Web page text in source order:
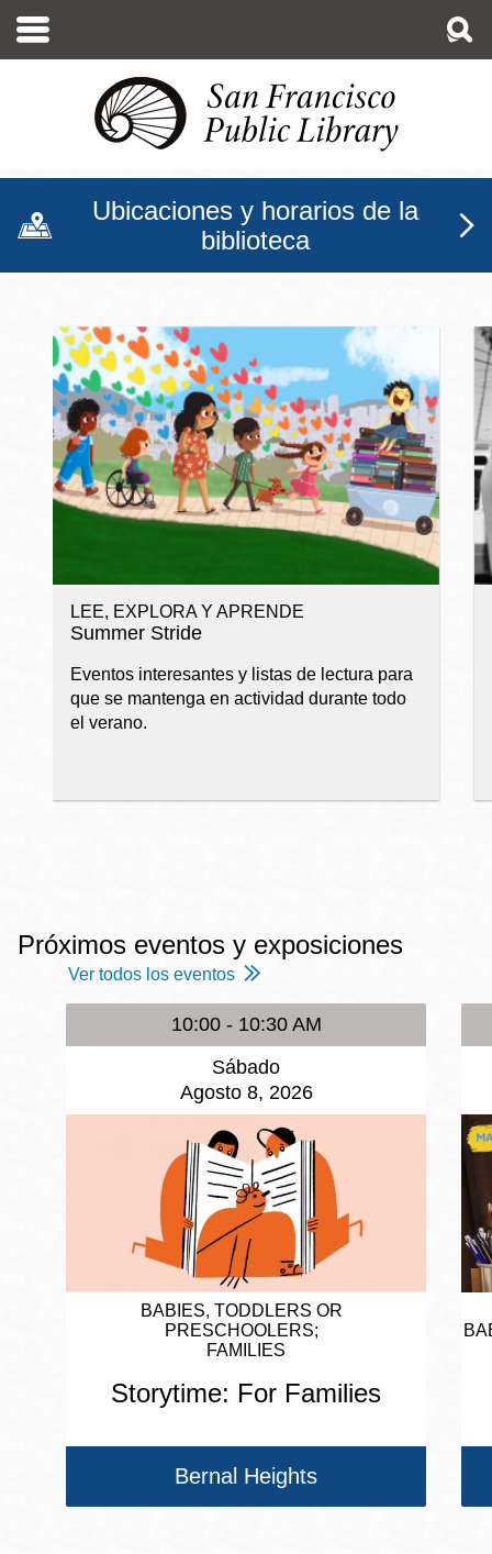
contenido
Ubicaciones y horarios de la
biblioteca
Biblioteca Pública de San
LEE, EXPLORA Y APRENDE
Summer Stride
Eventos interesantes y listas de lectura para
que se mantenga en actividad durante todo
el verano.
Próximos eventos y exposiciones
Ver todos los eventos
10:00 - 10:30 AM
Sábado
Agosto 8, 2026
BABIES, TODDLERS OR
PRESCHOOLERS
FAMILIES
Storytime: For Families
Bernal Heights